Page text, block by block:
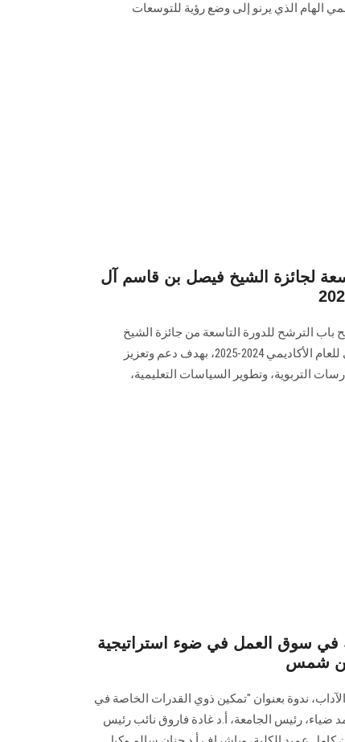
الهام الذي يرنو إلى وضع رؤية ‏للتوسعات
لجائزة الشيخ فيصل بن قاسم آل
الترشح للدورة التاسعة من جائزة الشيخ
فيصل بن ‏قاسم آل ثاني للبحث التربوي للعام الأكاديمي 2024-2025، بهدف دعم وتعزيز
التربوية، وتطوير السياسات التعليمية،
في سوق العمل في ضوء استراتيجية
ندوة بعنوان "تمكين ذوي القدرات الخاصة في
رئيس الجامعة، أ.د غادة فاروق نائب رئيس